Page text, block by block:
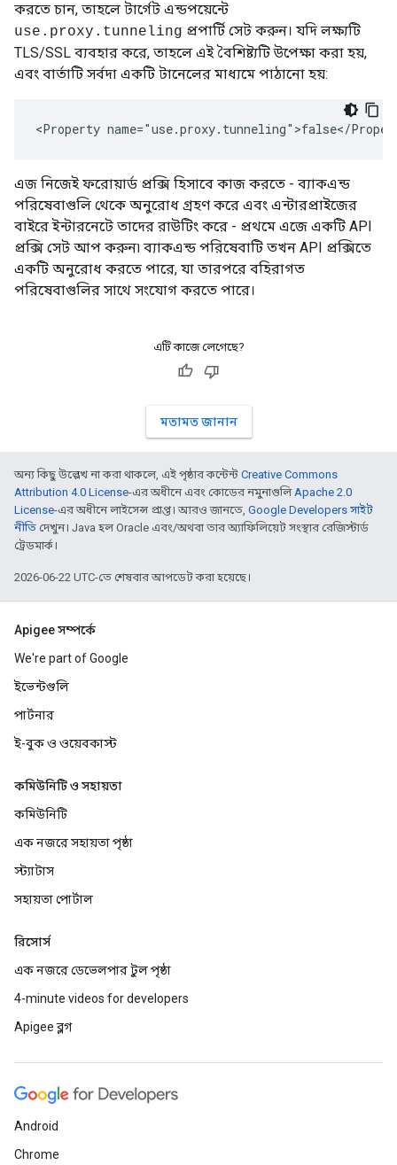
করতে চান, তাহলে টার্গেট এন্ডপয়েন্টে
use.proxy.tunneling প্রপার্টি সেট করুন। যদি লক্ষ্যটি
TLS/SSL ব্যবহার করে, তাহলে এই বৈশিষ্ট্যটি উপেক্ষা করা হয়,
এবং বার্তাটি সর্বদা একটি টানেলের মাধ্যমে পাঠানো হয়:
<Property name="use.proxy.tunneling">false</
এজ নিজেই ফরোয়ার্ড প্রক্সি হিসাবে কাজ করতে - ব্যাকএন্ড
পরিষেবাগুলি থেকে অনুরোধ গ্রহণ করে এবং এন্টারপ্রাইজের
বাইরে ইন্টারনেটে তাদের রাউটিং করে - প্রথমে এজে একটি API
প্রক্সি সেট আপ করুন৷ ব্যাকএন্ড পরিষেবাটি তখন API প্রক্সিতে
একটি অনুরোধ করতে পারে, যা তারপরে বহিরাগত
পরিষেবাগুলির সাথে সংযোগ করতে পারে।
এটি কাজে লেগেছে?
মতামত জানান
অন্য কিছু উল্লেখ না করা থাকলে, এই পৃষ্ঠার কন্টেন্ট Creative Commons
Attribution 4.0 License-এর অধীনে এবং কোডের নমুনাগুলিApache 2.0
License-এর অধীনে লাইসেন্স প্রাপ্ত। আরও জানতে, Google Developers সাইট
নীতি দেখুন। Java হল Oracle এবং/অথবা তার অ্যাফিলিয়েট সংস্থার রেজিস্টার্ড
ট্রেডমার্ক।
2026-06-22 UTC-তে শেষবার আপডেট করা হয়েছে।
Apigee সম্পর্কে
We're part of Google
ইভেন্টগুলি
পার্টনার
ই-বুক ও ওয়েবকাস্ট
কমিউনিটি ও সহায়তা
কমিউনিটি
এক নজরে সহায়তা পৃষ্ঠা
স্ট্যাটাস
সহায়তা পোর্টাল
রিসোর্স
এক নজরে ডেভেলপার টুল পৃষ্ঠা
4-minute videos for developers
Apigee ব্লগ
Android
Chrome